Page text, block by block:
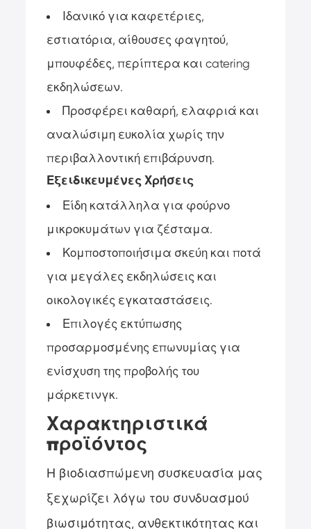
Ιδανικό για καφετέριες,
εστιατόρια, αίθουσες φαγητού,
μπουφέδες, περίπτερα και catering
εκδηλώσεων.
Προσφέρει καθαρή, ελαφριά και
αναλώσιμη ευκολία χωρίς την
περιβαλλοντική επιβάρυνση.
Εξειδικευμένες Χρήσεις
Είδη κατάλληλα για φούρνο
μικροκυμάτων για ζέσταμα.
Κομποστοποιήσιμα σκεύη και ποτά
για μεγάλες εκδηλώσεις και
οικολογικές εγκαταστάσεις.
Επιλογές εκτύπωσης
προσαρμοσμένης επωνυμίας για
ενίσχυση της προβολής του
μάρκετινγκ.
Χαρακτηριστικά
προϊόντος
Η βιοδιασπώμενη συσκευασία μας
ξεχωρίζει λόγω του συνδυασμού
βιωσιμότητας, ανθεκτικότητας και